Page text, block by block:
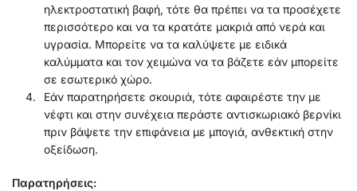
ηλεκτροστατική βαφή, τότε θα πρέπει να τα προσέχετε
περισσότερο και να τα κρατάτε μακριά από νερά και
υγρασία. Μπορείτε να τα καλύψετε με ειδικά
καλύμματα και τον χειμώνα να τα βάζετε εάν μπορείτε
σε εσωτερικό χώρο.
Εάν παρατηρήσετε σκουριά, τότε αφαιρέστε την με
νέφτι και στην συνέχεια περάστε αντισκωριακό βερνίκι
πριν βάψετε την επιφάνεια με μπογιά, ανθεκτική στην
οξείδωση.
Παρατηρήσεις: